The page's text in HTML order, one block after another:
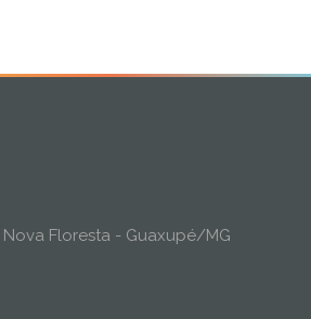
Nova Floresta - Guaxupé/MG